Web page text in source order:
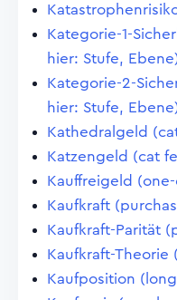
Kategorie-1-
hier: Stufe,
Kategorie-2-
hier: Stufe,
Kathedralgeld
Katzengeld (cat
Kauffreigeld
Kaufkraft
Kaufkraft-Parität
Kaufkraft-
Kaufposition